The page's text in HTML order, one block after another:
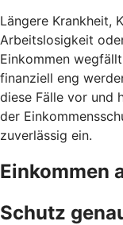
Längere Krankheit,
Arbeitslosigkeit
Einkommen
finanziell eng
diese Fälle vor und
der
zuverlässig ein.
Einkommen
Schutz